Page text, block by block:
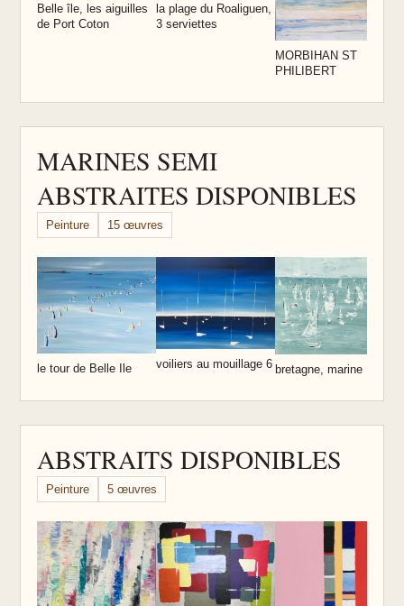
Belle île, les aiguilles
de Port Coton
la plage du Roaliguen,
3 serviettes
MORBIHAN ST
PHILIBERT
MARINES SEMI
ABSTRAITES DISPONIBLES
Peinture 15 œuvres
le tour de Belle Ile voiliers au mouillage 6 bretagne, marine
ABSTRAITS DISPONIBLES
Peinture 5 œuvres